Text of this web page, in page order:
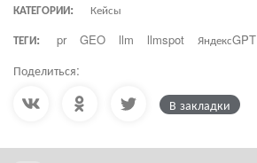
КАТЕГОРИИ:
Кейсы
ТЕГИ:
pr GEO llm llmspot ЯндексGPT
Поделиться:
В закладки